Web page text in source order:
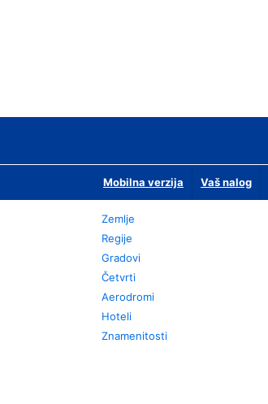
Mobilna verzija Vaš nalog
Zemlje
Regije
Gradovi
Četvrti
Aerodromi
Hoteli
Znamenitosti